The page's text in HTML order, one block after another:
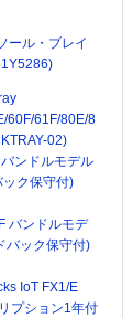
ール・ブレイ
60F/61F/80E/8
02)
ンドルモデル
ク保守付)
バンドルモデ
バック保守付)
IoT FX1/E
プション1年付